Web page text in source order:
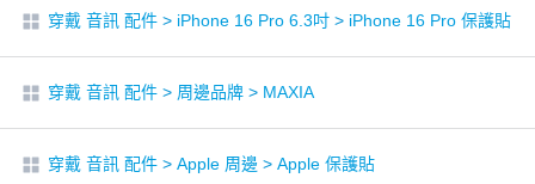
穿戴 音訊 配件 > iPhone 16 Pro 6.3吋 > iPhone 16 Pro 保護貼
穿戴 音訊 配件 > 周邊品牌 > MAXIA
穿戴 音訊 配件 > Apple 周邊 > Apple 保護貼